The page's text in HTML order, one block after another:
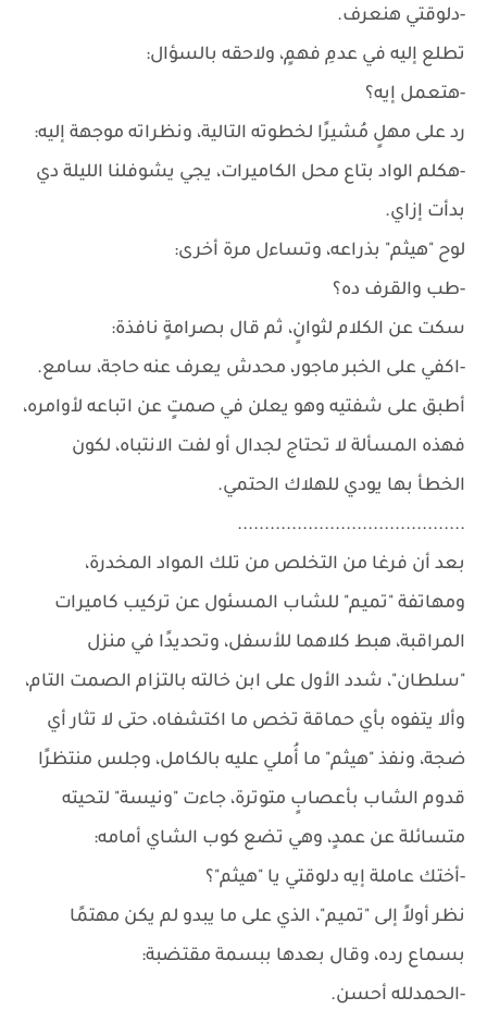
-دلوقتي هنعرف.
تطلع إليه في عدمِ فهمٍ، ولاحقه بالسؤال:
-هتعمل إيه؟
رد على مهلٍ مُشيرًا لخطوته التالية، ونظراته موجهة إليه:
-هكلم الواد بتاع محل الكاميرات، يجي يشوفلنا الليلة دي
بدأت إزاي.
لوح "هيثم" بذراعه، وتساءل مرة أخرى:
-طب والقرف ده؟
سكت عن الكلام لثوانٍ، ثم قال بصرامةٍ نافذة:
-اكفي على الخبر ماجور، محدش يعرف عنه حاجة، سامع.
أطبق على شفتيه وهو يعلن في صمتٍ عن اتباعه لأوامره،
فهذه المسألة لا تحتاج لجدال أو لفت الانتباه، لكون
الخطأ بها يودي للهلاك الحتمي.
..........................................
بعد أن فرغا من التخلص من تلك المواد المخدرة،
ومهاتفة "تميم" للشاب المسئول عن تركيب كاميرات
المراقبة، هبط كلاهما للأسفل، وتحديدًا في منزل
"سلطان"، شدد الأول على ابن خالته بالتزام الصمت التام،
وألا يتفوه بأي حماقة تخص ما اكتشفاه، حتى لا تثار أي
ضجة، ونفذ "هيثم" ما أُملي عليه بالكامل، وجلس منتظرًا
قدوم الشاب بأعصابٍ متوترة، جاءت "ونيسة" لتحيته
متسائلة عن عمدٍ، وهي تضع كوب الشاي أمامه:
-أختك عاملة إيه دلوقتي يا "هيثم"؟
نظر أولاً إلى "تميم"، الذي على ما يبدو لم يكن مهتمًا
بسماع رده، وقال بعدها ببسمة مقتضبة:
-الحمدلله أحسن.